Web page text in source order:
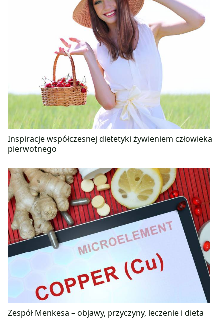
Inspiracje współczesnej dietetyki żywieniem człowieka
pierwotnego
Zespół Menkesa – objawy, przyczyny, leczenie i dieta